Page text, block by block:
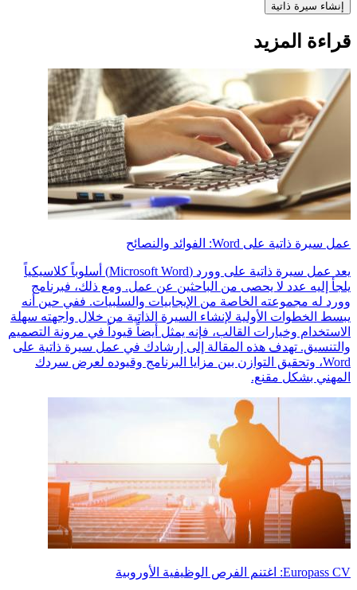
إنشاء سيرة ذاتية
قراءة المزيد
عمل سيرة ذاتية على Word: الفوائد والنصائح
يعد عمل سيرة ذاتية على وورد (Microsoft Word) أسلوباً كلاسيكياً
يلجأ إليه عدد لا يحصى من الباحثين عن عمل. ومع ذلك، فبرنامج
وورد له مجموعته الخاصة من الإيجابيات والسلبيات. ففي حين أنه
يبسط الخطوات الأولية لإنشاء السيرة الذاتية من خلال واجهته سهلة
الاستخدام وخيارات القالب، فإنه يمثل أيضاً قيوداً في مرونة التصميم
والتنسيق. تهدف هذه المقالة إلى إرشادك في عمل سيرة ذاتية على
Word، وتحقيق التوازن بين مزايا البرنامج وقيوده لعرض سردك
المهني بشكل مقنع.
Europass CV: اغتنم الفرص الوظيفية الأوروبية